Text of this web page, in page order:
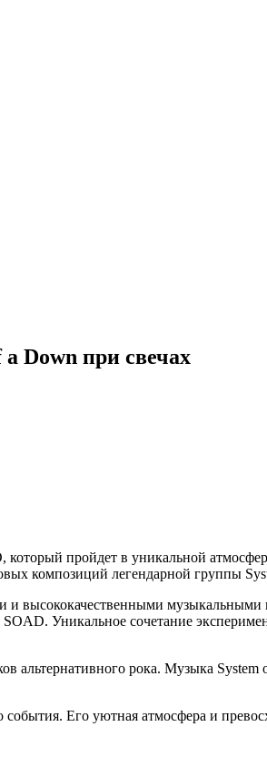
Down при свечах
пройдет в уникальной
композиций легендарной группы
высококачественными
Уникальное сочетание
альтернативного рока. Музыка
Его уютная атмосфера и